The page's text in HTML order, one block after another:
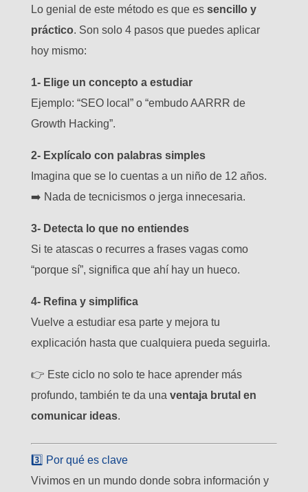
Lo genial de este método es que es sencillo y
práctico. Son solo 4 pasos que puedes aplicar
hoy mismo:
1- Elige un concepto a estudiar
Ejemplo: “SEO local” o “embudo AARRR de
Growth Hacking”.
2- Explícalo con palabras simples
Imagina que se lo cuentas a un niño de 12 años.
➡️ Nada de tecnicismos o jerga innecesaria.
3- Detecta lo que no entiendes
Si te atascas o recurres a frases vagas como
“porque sí”, significa que ahí hay un hueco.
4- Refina y simplifica
Vuelve a estudiar esa parte y mejora tu
explicación hasta que cualquiera pueda seguirla.
👉 Este ciclo no solo te hace aprender más
profundo, también te da una ventaja brutal en
comunicar ideas.
3️⃣ Por qué es clave
Vivimos en un mundo donde sobra información y